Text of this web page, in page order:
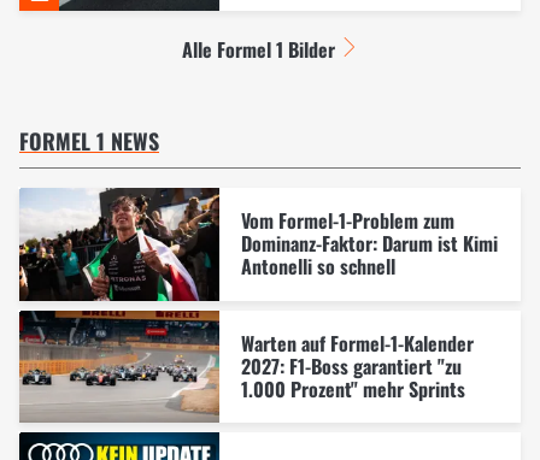
Alle Formel 1 Bilder
FORMEL 1 NEWS
Vom Formel-1-Problem zum
Dominanz-Faktor: Darum ist Kimi
Antonelli so schnell
Warten auf Formel-1-Kalender
2027: F1-Boss garantiert "zu
1.000 Prozent" mehr Sprints